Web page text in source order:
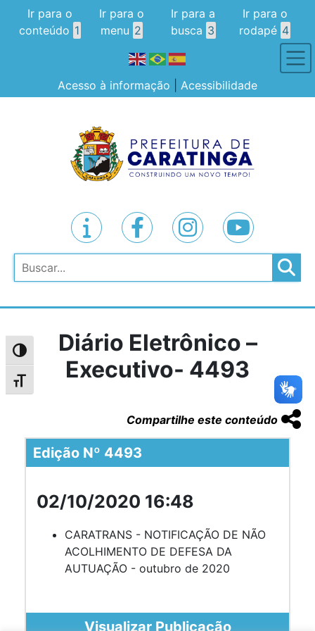
Alternar alto contraste
Alternar tamanho da fonte
Ir para o
conteúdo 1
Ir para o
menu 2
Ir para a
busca 3
Ir para o
rodapé 4
Acesso à informação Acessibilidade
Pesquisar
Diário Eletrônico –
Executivo- 4493
Compartilhe este conteúdo
Edição Nº 4493
02/10/2020 16:48
CARATRANS - NOTIFICAÇÃO DE NÃO
ACOLHIMENTO DE DEFESA DA
AUTUAÇÃO - outubro de 2020
Visualizar Publicação